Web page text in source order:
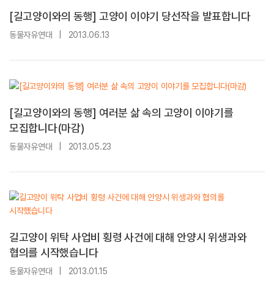
[길고양이와의 동행] 고양이 이야기 당선작을 발표합니다
동물자유연대 2013.06.13
[길고양이와의 동행] 여러분 삶 속의 고양이 이야기를
모집합니다(마감)
동물자유연대 2013.05.23
길고양이 위탁 사업비 횡령 사건에 대해 안양시 위생과와
협의를 시작했습니다
동물자유연대 2013.01.15